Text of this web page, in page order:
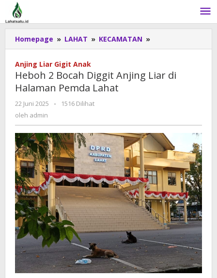
Lewati
konten
Homepage » LAHAT » KECAMATAN »
2
Diggit
Anjing
Anjing Liar Gigit Anak
Heboh 2 Bocah Diggit Anjing Liar di
Halaman Pemda Lahat
22 Juni 2025
oleh
-
1516 Dilihat
oleh admin